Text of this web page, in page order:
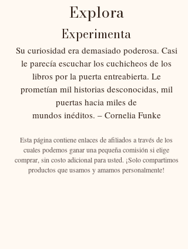
Explora
Experimenta
Su curiosidad era demasiado poderosa. Casi
le parecía escuchar los cuchicheos de los
libros por la puerta entreabierta. Le
prometían mil historias desconocidas, mil
puertas hacia miles de
mundos inéditos. – Cornelia Funke
Esta página contiene enlaces de afiliados a través de los
cuales podemos ganar una pequeña comisión si elige
comprar, sin costo adicional para usted. ¡Solo compartimos
productos que usamos y amamos personalmente!